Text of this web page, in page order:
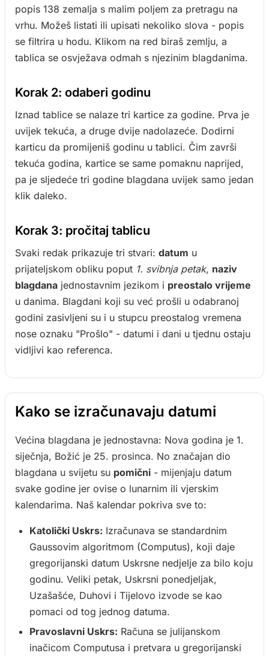
popis 138 zemalja s malim poljem za pretragu na
vrhu. Možeš listati ili upisati nekoliko slova - popis
se filtrira u hodu. Klikom na red biraš zemlju, a
tablica se osvježava odmah s njezinim blagdanima.
Korak 2: odaberi godinu
Iznad tablice se nalaze tri kartice za godine. Prva je
uvijek tekuća, a druge dvije nadolazeće. Dodirni
karticu da promijeniš godinu u tablici. Čim završi
tekuća godina, kartice se same pomaknu naprijed,
pa je sljedeće tri godine blagdana uvijek samo jedan
klik daleko.
Korak 3: pročitaj tablicu
Svaki redak prikazuje tri stvari: datum u
prijateljskom obliku poput 1. svibnja petak, naziv
blagdana jednostavnim jezikom i preostalo vrijeme
u danima. Blagdani koji su već prošli u odabranoj
godini zasivljeni su i u stupcu preostalog vremena
nose oznaku "Prošlo" - datumi i dani u tjednu ostaju
vidljivi kao referenca.
Kako se izračunavaju datumi
Većina blagdana je jednostavna: Nova godina je 1.
siječnja, Božić je 25. prosinca. No značajan dio
blagdana u svijetu su pomični - mijenjaju datum
svake godine jer ovise o lunarnim ili vjerskim
kalendarima. Naš kalendar pokriva sve to:
Katolički Uskrs: Izračunava se standardnim
Gaussovim algoritmom (Computus), koji daje
gregorijanski datum Uskrsne nedjelje za bilo koju
godinu. Veliki petak, Uskrsni ponedjeljak,
Uzašašće, Duhovi i Tijelovo izvode se kao
pomaci od tog jednog datuma.
Pravoslavni Uskrs: Računa se julijanskom
inačicom Computusa i pretvara u gregorijanski